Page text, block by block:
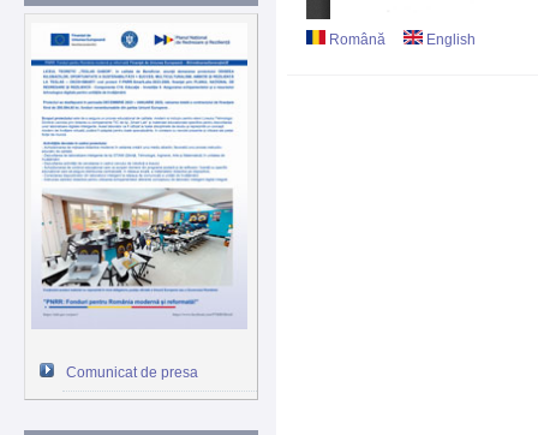
Comunicat de presa
Română English